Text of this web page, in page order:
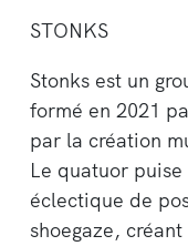
STONKS
Stonks est un
formé en 2021
par la création
Le quatuor puise
éclectique de
shoegaze,